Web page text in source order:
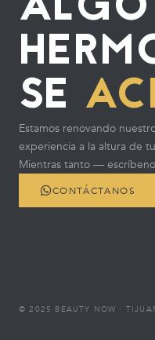
SE
Estamos renovando
experiencia a la altura de
Mientras tanto —
CONTÁCTANOS
© 2025 BEAUTY NOW ·